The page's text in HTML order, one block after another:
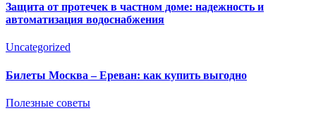
Защита от протечек в частном доме: надежность и
автоматизация водоснабжения
Uncategorized
Билеты Москва – Ереван: как купить выгодно
Полезные советы